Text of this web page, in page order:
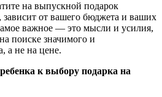
на выпускной подарок
от вашего бюджета и ваших
важное — это мысли и усилия,
поиске значимого и
а не на цене.
к выбору подарка на